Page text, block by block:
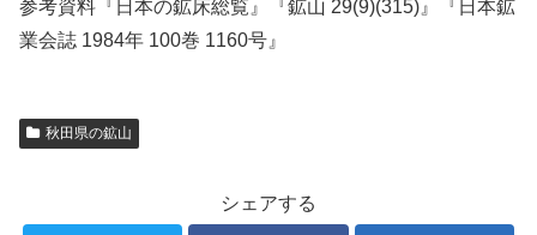
参考資料『日本の鉱床総覧』『鉱山 29(9)(315)』『日本鉱
業会誌 1984年 100巻 1160号』
秋田県の鉱山
シェアする